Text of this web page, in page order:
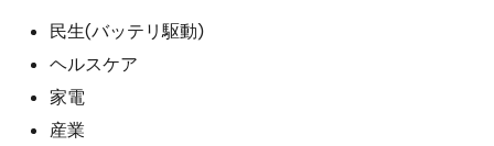
民生(バッテリ駆動)
ヘルスケア
家電
産業